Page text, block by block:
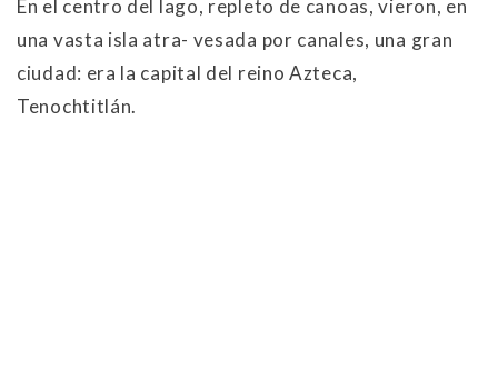
En el centro del lago, repleto de canoas, vieron, en
una vasta isla atra- vesada por canales, una gran
ciudad: era la capital del reino Azteca,
Tenochtitlán.